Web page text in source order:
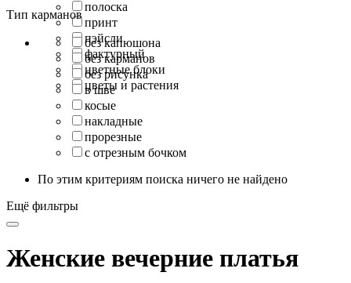
полоска
принт
пэйсли
фактурный
цветные блоки
цветы и растения
Тип карманов
без капюшона
без карманов
без рисунка
в шве
косые
накладные
прорезные
с отрезным бочком
По этим критериям поиска ничего не найдено
Ещё фильтры
Женские вечерние платья